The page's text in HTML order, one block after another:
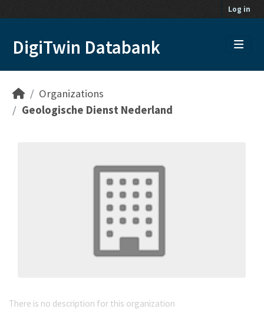
Log in
DigiTwin Databank
Organizations
Geologische Dienst Nederland
There is no description for this organization